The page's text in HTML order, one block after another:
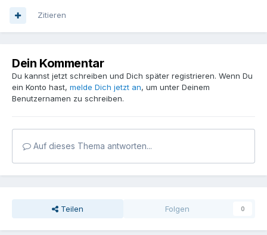
Zitieren
Dein Kommentar
Du kannst jetzt schreiben und Dich später registrieren. Wenn Du
ein Konto hast, melde Dich jetzt an, um unter Deinem
Benutzernamen zu schreiben.
Auf dieses Thema antworten...
Teilen Folgen 0